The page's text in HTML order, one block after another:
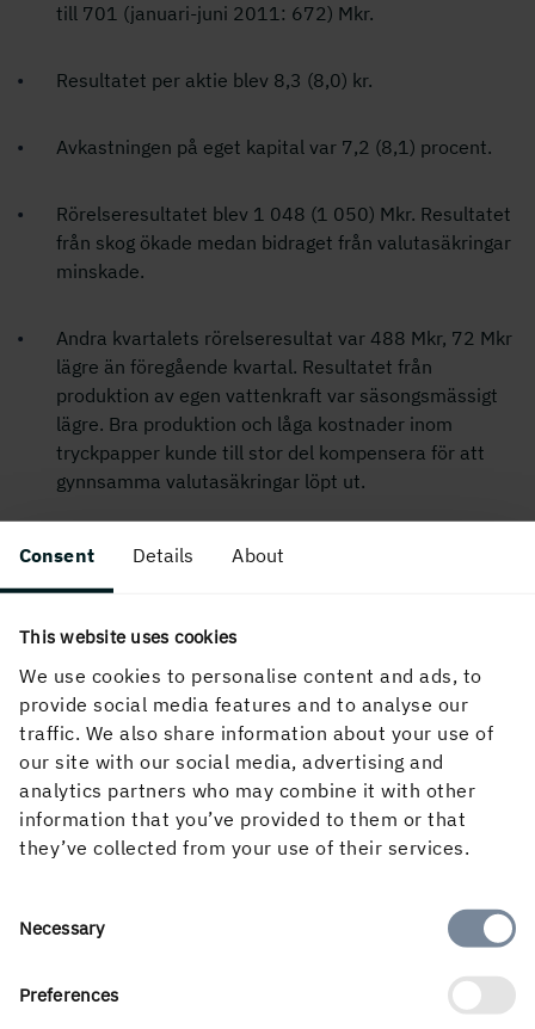
Consent Details About
This website uses cookies
We use cookies to personalise content and ads, to
provide social media features and to analyse our
traffic. We also share information about your use of
our site with our social media, advertising and
analytics partners who may combine it with other
information that you’ve provided to them or that
they’ve collected from your use of their services.
Consent
Necessary
Preferences
till 701 (januari-juni 2011: 672) Mkr.
Resultatet per aktie blev 8,3 (8,0) kr.
Avkastningen på eget kapital var 7,2 (8,1) procent.
Rörelseresultatet blev 1 048 (1 050) Mkr. Resultatet
från skog ökade medan bidraget från valutasäkringar
minskade.
Andra kvartalets rörelseresultat var 488 Mkr, 72 Mkr
lägre än föregående kvartal. Resultatet från
produktion av egen vattenkraft var säsongsmässigt
lägre. Bra produktion och låga kostnader inom
tryckpapper kunde till stor del kompensera för att
gynnsamma valutasäkringar löpt ut.
Marknadsläget för kartong var stabilt under kvartalet
För ytterligare information kontakta:
Magnus Hall, VD och koncernchef, tel 08 666 21 05
Anders Jernhall, ekonomi- och finansdirektör, tel 08 666
21 22
Ingela Carlsson, informationsdirektör, tel 070 212 97 12
I egenskap av utgivare offentliggör Holmen AB enligt 17
kap. lagen (2007:528) om värdepappersmarknaden
informationen i denna delårsrapport för januari-juni
2012. Informationen lämnades till medierna för